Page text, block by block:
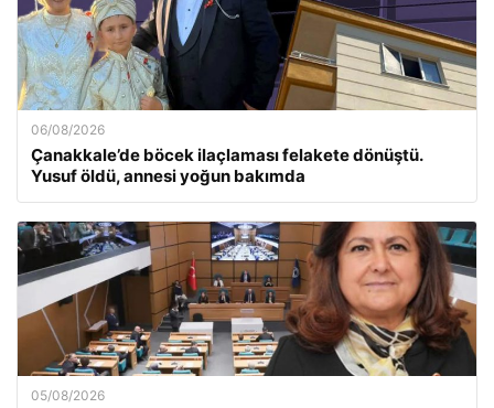
06/08/2026
Çanakkale’de böcek ilaçlaması felakete dönüştü.
Yusuf öldü, annesi yoğun bakımda
05/08/2026